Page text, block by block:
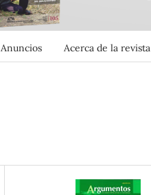
Anuncios Acerca de la revista